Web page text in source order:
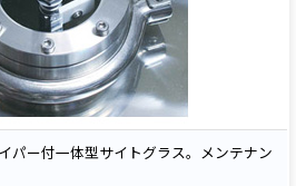
パー付一体型サイトグラス。メンテナン